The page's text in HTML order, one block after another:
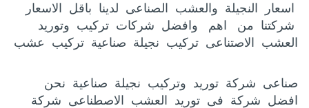
اسعار النجيلة والعشب الصناعى لدينا باقل الاسعار
شركتنا من اهم وافضل شركات تركيب وتوريد
العشب الاصتناعى تركيب نجيلة صناعية تركيب عشب
صناعى شركة توريد وتركيب نجيلة صناعية نحن
افضل شركة فى توريد العشب الاصطناعى شركة